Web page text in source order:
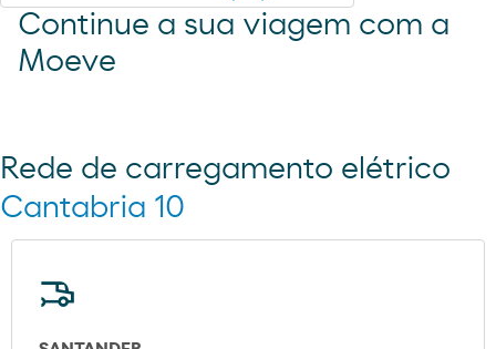
Continue a sua viagem com a
Moeve
Rede de carregamento elétrico
Cantabria 10